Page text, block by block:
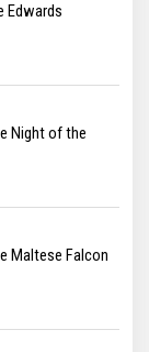
Edwards
Night of the
Maltese Falcon